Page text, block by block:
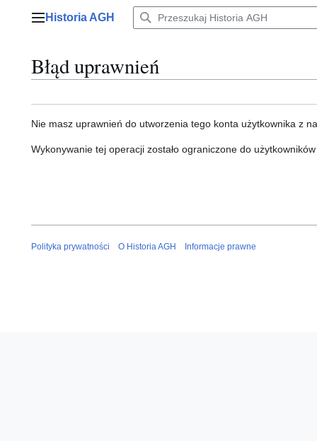
Menu główne
Historia AGH
Błąd uprawnień
Nie masz uprawnień do utworzenia tego konta użytkownika z
Wykonywanie tej operacji zostało ograniczone do
Polityka prywatności O Historia AGH Informacje prawne